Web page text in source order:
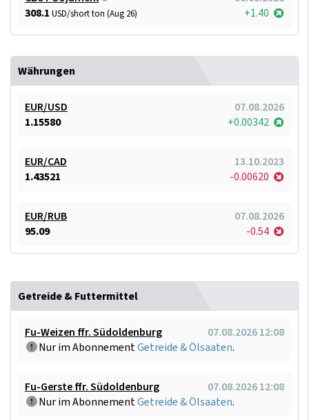
308.1 USD/short ton (Aug 26) +1.40
Währungen
EUR/USD
07.08.2026
1.15580
+0.00342
EUR/CAD
13.10.2023
1.43521
-0.00620
EUR/RUB
07.08.2026
95.09
-0.54
Getreide & Futtermittel
Fu-Weizen ffr. Südoldenburg
07.08.2026 12:08
Nur im AbonnementGetreide & Ölsaaten.
Fu-Gerste ffr. Südoldenburg
07.08.2026 12:08
Nur im AbonnementGetreide & Ölsaaten.